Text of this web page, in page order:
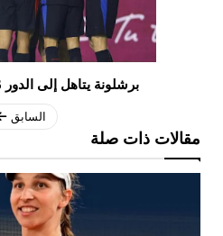
برشلونة يتاهل إلى الدور 16من كاس الملك
السابق
مقالات ذات صلة